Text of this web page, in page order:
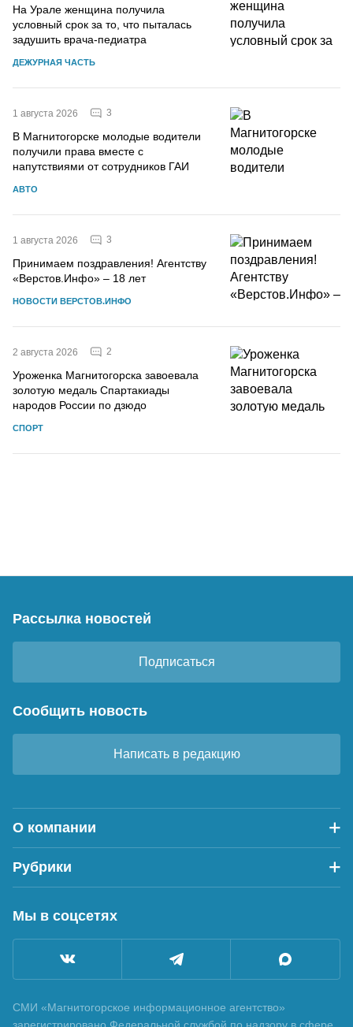
На Урале женщина получила
условный срок за то, что пыталась
задушить врача-педиатра
ДЕЖУРНАЯ ЧАСТЬ
1 августа 2026 3
В Магнитогорске молодые водители
получили права вместе с
напутствиями от сотрудников ГАИ
АВТО
1 августа 2026 3
Принимаем поздравления! Агентству
«Верстов.Инфо» – 18 лет
НОВОСТИ ВЕРСТОВ.ИНФО
2 августа 2026 2
Уроженка Магнитогорска завоевала
золотую медаль Спартакиады
народов России по дзюдо
СПОРТ
Рассылка новостей
Подписаться
Сообщить новость
Написать в редакцию
О компании
Рубрики
Мы в соцсетях
СМИ «Магнитогорское информационное агентство»
зарегистрировано Федеральной службой по надзору в сфере